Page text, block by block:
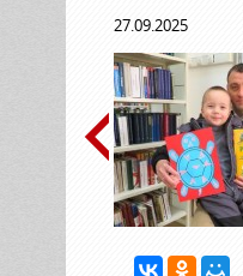
27.09.2025